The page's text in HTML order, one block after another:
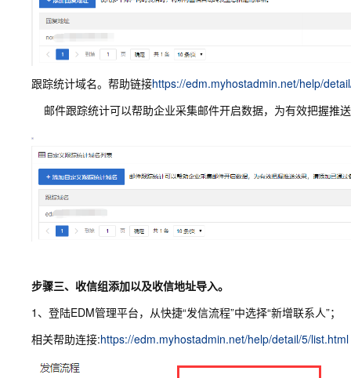
跟踪统计域名。帮助链接https://edm.myhostadmin.net/help/
邮件跟踪统计可以帮助企业采集邮件开启数据，为有效把握推
步骤三、收信组添加以及收信地址导入。
1、登陆EDM管理平台，从快捷“发信流程”中选择“新增联系人”；
相关帮助连接:https://edm.myhostadmin.net/help/detail/5/list.html